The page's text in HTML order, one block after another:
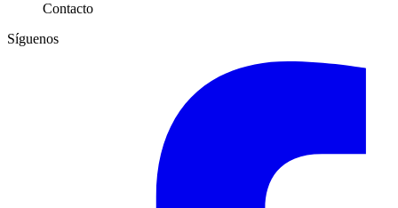
Contacto
Síguenos